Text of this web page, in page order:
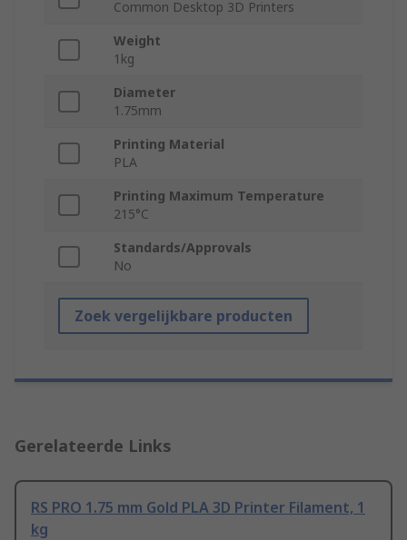
Common Desktop 3D Printers
Weight
1kg
Diameter
1.75mm
Printing Material
PLA
Printing Maximum Temperature
215°C
Standards/Approvals
No
Zoek vergelijkbare producten
Gerelateerde Links
RS PRO 1.75 mm Gold PLA 3D Printer Filament, 1
kg